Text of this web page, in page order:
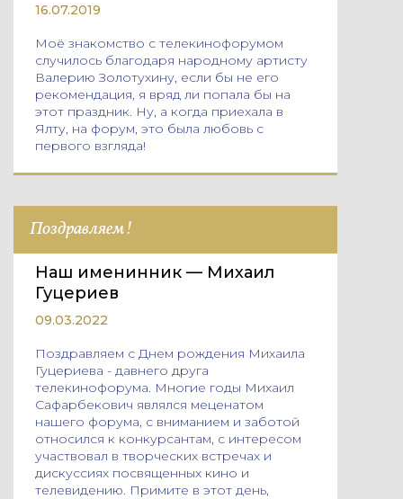
16.07.2019
Моё знакомство с телекинофорумом
случилось благодаря народному артисту
Валерию Золотухину, если бы не его
рекомендация, я вряд ли попала бы на
этот праздник. Ну, а когда приехала в
Ялту, на форум, это была любовь с
первого взгляда!
Поздравляем!
Наш именинник — Михаил
Гуцериев
09.03.2022
Поздравляем с Днем рождения Михаила
Гуцериева - давнего друга
телекинофорума. Многие годы Михаил
Сафарбекович являлся меценатом
нашего форума, с вниманием и заботой
относился к конкурсантам, с интересом
участвовал в творческих встречах и
дискуссиях посвященных кино и
телевидению. Примите в этот день,